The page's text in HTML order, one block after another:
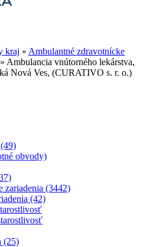
kraj » Ambulantné zdravotnícke
» Ambulancia vnútorného lekárstva,
Nová Ves, (CURATIVO s. r. o.)
obvody)
zariadenia (3442)
(42)
(25)